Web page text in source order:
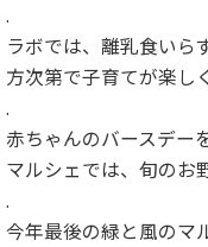
.
ラボでは、離乳食いら
方次第で子育てが楽し
.
赤ちゃんのバースデー
マルシェでは、旬のお
.
今年最後の緑と風のマ